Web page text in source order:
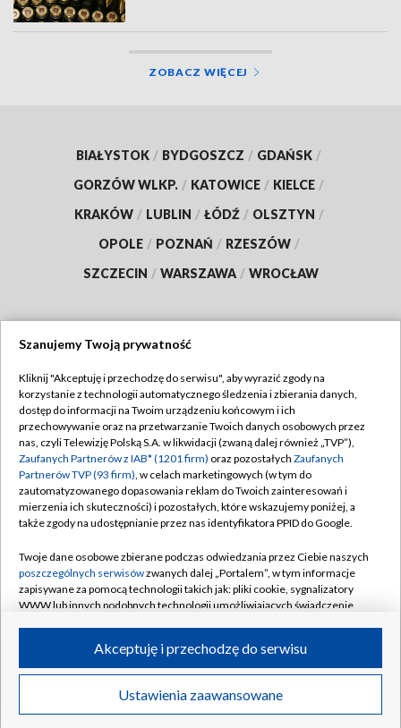
ZOBACZ WIĘCEJ
BIAŁYSTOK / BYDGOSZCZ / GDAŃSK /
GORZÓW WLKP. / KATOWICE / KIELCE /
KRAKÓW / LUBLIN / ŁÓDŹ / OLSZTYN /
OPOLE / POZNAŃ / RZESZÓW /
SZCZECIN / WARSZAWA / WROCŁAW
TVP
Abonament TVP
Emisja w TVP
Centrum informacji TVP
Naziemna Telewizja Cyfrowa
Rada Programowa
System NOS
Informacje o nadawcy
Program dla prasy
Ogłoszenie przetargowe
Regulamin TVP
Polityka prywatności
Moje zgody
Pomoc
Kontakt
Kanały
©2026 Telewizja Polska S.A. w likwidacji
Szanujemy Twoją prywatność
Kliknij "Akceptuję i przechodzę do serwisu", aby wyrazić zgody na
korzystanie z technologii automatycznego śledzenia i zbierania danych,
dostęp do informacji na Twoim urządzeniu końcowym i ich
przechowywanie oraz na przetwarzanie Twoich danych osobowych przez
nas, czyli Telewizję Polską S.A. w likwidacji (zwaną dalej również „TVP”),
Zaufanych Partnerów z IAB* (1201 firm) oraz pozostałych Zaufanych
Partnerów TVP (93 firm), w celach marketingowych (w tym do
zautomatyzowanego dopasowania reklam do Twoich zainteresowań i
mierzenia ich skuteczności) i pozostałych, które wskazujemy poniżej, a
także zgody na udostępnianie przez nas identyfikatora PPID do Google.
Twoje dane osobowe zbierane podczas odwiedzania przez Ciebie naszych
poszczególnych serwisówzwanych dalej „Portalem”, w tym informacje
zapisywane za pomocą technologii takich jak: pliki cookie, sygnalizatory
WWW lub innych podobnych technologii umożliwiających świadczenie
ruchu w Internecie.
Twoje dane osobowe zbierane podczas odwiedzania przez Ciebie
poszczególnych serwisówna Portalu, takie jak adresy IP, identyfikatory
Ustawienia zaawansowane
Akceptuję i przechodzę do serwisu